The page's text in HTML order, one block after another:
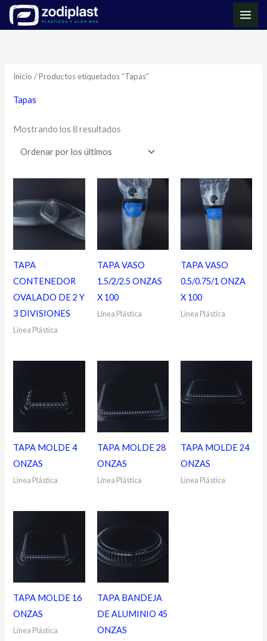
Inicio / Productos etiquetados “Tapas”
Tapas
Mostrando los 8 resultados
Ordenado
TAPA
CONTENEDOR
OVALADO DE 2 Y
3 DIVISIONES
Línea Plástica
TAPA VASO
1.5/2/2.5 ONZAS
X 100
Línea Plástica
TAPA VASO
0.5/0.75/1 ONZA
X 100
Línea Plástica
TAPA MOLDE 4
ONZAS
Línea Plástica
TAPA MOLDE 28
ONZAS
Línea Plástica
TAPA MOLDE 24
ONZAS
Línea Plástica
TAPA MOLDE 16
ONZAS
Línea Plástica
TAPA BANDEJA
DE ALUMINIO 45
ONZAS